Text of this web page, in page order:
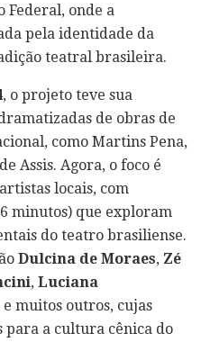
Federal, onde a
pela identidade da
teatral brasileira.
, o projeto teve sua
de obras de
como Martins Pena,
Assis. Agora, o foco é
locais, com
minutos) que exploram
do teatro brasiliense.
Dulcina de Moraes, Zé
, Luciana
e muitos outros, cujas
para a cultura cênica do